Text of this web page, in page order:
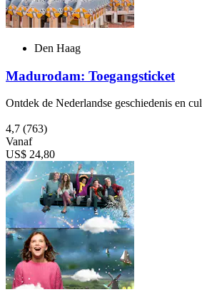
Den Haag
Madurodam: Toegangsticket
Ontdek de Nederlandse geschiedenis en
4,7 (763)
Vanaf
US$ 24,80